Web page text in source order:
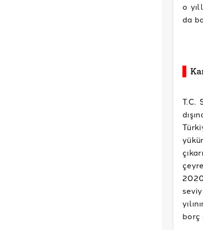
o
da
T.C.
borç